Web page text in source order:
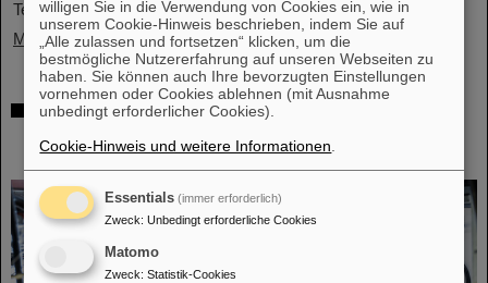
Teilchenbeschleunigeranlage FAIR.…
Mehr »
Gleichzeitige Beschleunigung von zwei
Ringbeschleuniger SIS18 demonstriert
willigen Sie in die Verwendung von Cookies ein, wie in
unserem Cookie-Hinweis beschrieben, indem Sie auf
„Alle zulassen und fortsetzen“ klicken, um die
bestmögliche Nutzererfahrung auf unseren Webseiten zu
haben. Sie können auch Ihre bevorzugten Einstellungen
vornehmen oder Cookies ablehnen (mit Ausnahme
unbedingt erforderlicher Cookies).
Cookie-Hinweis und weitere Informationen
Essentials (immer erforderlich)
Zweck: Unbedingt erforderliche Cookies
Matomo
Zweck: Statistik-Cookies